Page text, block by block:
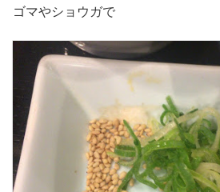
ゴマやショウガで